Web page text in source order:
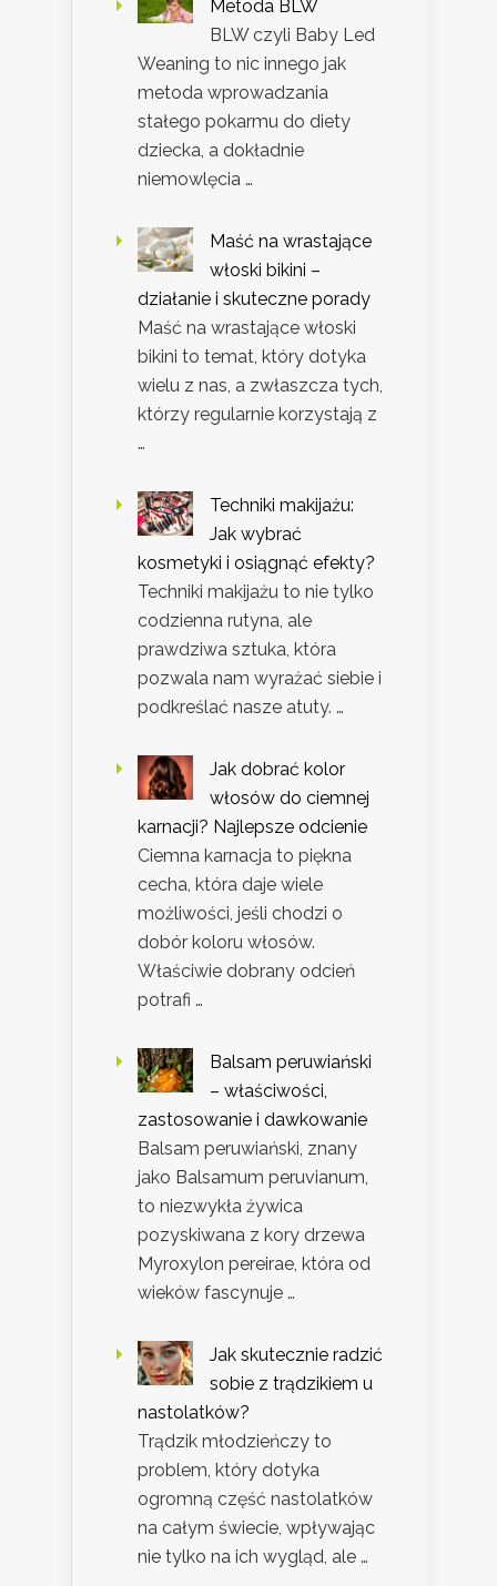
Metoda BLW
BLW czyli Baby Led
Weaning to nic innego jak
metoda wprowadzania
stałego pokarmu do diety
dziecka, a dokładnie
niemowlęcia …
Maść na wrastające
włoski bikini –
działanie i skuteczne porady
Maść na wrastające włoski
bikini to temat, który dotyka
wielu z nas, a zwłaszcza tych,
którzy regularnie korzystają z
…
Techniki makijażu:
Jak wybrać
kosmetyki i osiągnąć efekty?
Techniki makijażu to nie tylko
codzienna rutyna, ale
prawdziwa sztuka, która
pozwala nam wyrażać siebie i
podkreślać nasze atuty. …
Jak dobrać kolor
włosów do ciemnej
karnacji? Najlepsze odcienie
Ciemna karnacja to piękna
cecha, która daje wiele
możliwości, jeśli chodzi o
dobór koloru włosów.
Właściwie dobrany odcień
potrafi …
Balsam peruwiański
– właściwości,
zastosowanie i dawkowanie
Balsam peruwiański, znany
jako Balsamum peruvianum,
to niezwykła żywica
pozyskiwana z kory drzewa
Myroxylon pereirae, która od
wieków fascynuje …
Jak skutecznie radzić
sobie z trądzikiem u
nastolatków?
Trądzik młodzieńczy to
problem, który dotyka
ogromną część nastolatków
na całym świecie, wpływając
nie tylko na ich wygląd, ale …